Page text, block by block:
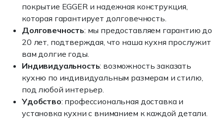
покрытие EGGER и надежная конструкция,
которая гарантирует долговечность.
Долговечность: мы предоставляем гарантию до
20 лет, подтверждая, что наша кухня прослужит
вам долгие годы.
Индивидуальность: возможность заказать
кухню по индивидуальным размерам и стилю,
под любой интерьер.
Удобство: профессиональная доставка и
установка кухни с вниманием к каждой детали.